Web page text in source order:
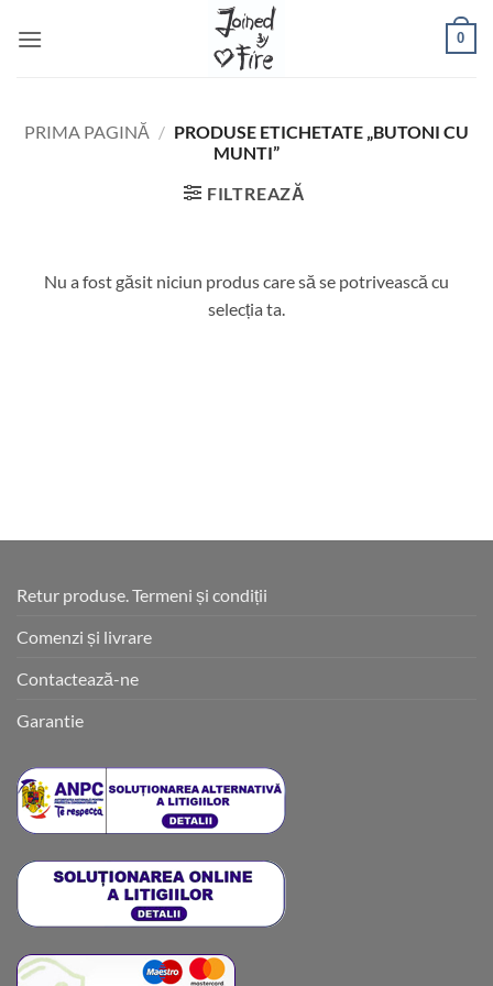
0
PRIMA PAGINĂ / PRODUSE ETICHETATE „BUTONI CU
MUNTI”
FILTREAZĂ
Nu a fost găsit niciun produs care să se potrivească cu
selecția ta.
Retur produse. Termeni și condiții
Comenzi și livrare
Contactează-ne
Garantie